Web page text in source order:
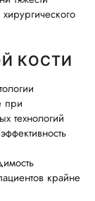
КОСТИ
при
технологий
крайне